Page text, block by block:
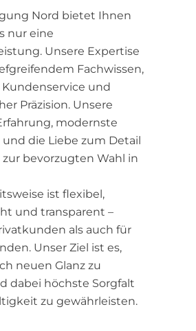
Nord bietet Ihnen
nur eine
Unsere Expertise
Fachwissen,
und
Präzision. Unsere
modernste
die Liebe zum Detail
bevorzugten Wahl in
ist flexibel,
und transparent –
als auch für
Unser Ziel ist es,
neuen Glanz zu
dabei höchste Sorgfalt
zu gewährleisten.